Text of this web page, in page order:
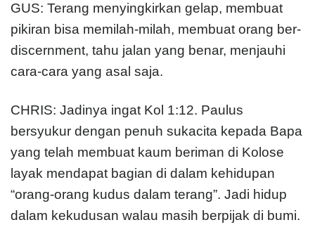
GUS: Terang menyingkirkan gelap, membuat
pikiran bisa memilah-milah, membuat orang ber-
discernment, tahu jalan yang benar, menjauhi
cara-cara yang asal saja.
CHRIS: Jadinya ingat Kol 1:12. Paulus
bersyukur dengan penuh sukacita kepada Bapa
yang telah membuat kaum beriman di Kolose
layak mendapat bagian di dalam kehidupan
“orang-orang kudus dalam terang”. Jadi hidup
dalam kekudusan walau masih berpijak di bumi.